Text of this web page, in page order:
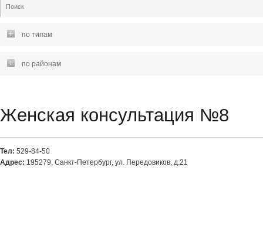
по типам
по районам
Женская консультация №8
Тел: 529-84-50
Адрес: 195279, Санкт-Петербург, ул. Передовиков, д.21